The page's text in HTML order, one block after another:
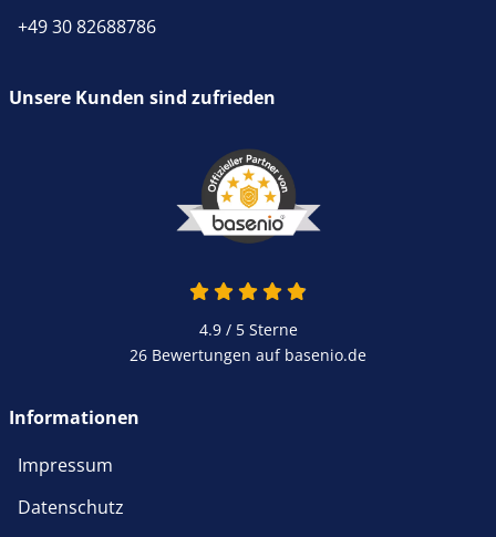
+49 30 82688786
Unsere Kunden sind zufrieden
4.9 / 5Sterne
26 Bewertungen auf basenio.de
Informationen
Impressum
Datenschutz